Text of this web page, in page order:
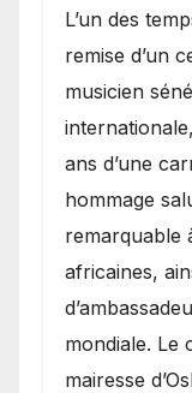
​L’un des
remise d’un
musicien
ans d’une
hommage
remarquable
africaines,
mondiale. Le
mairesse